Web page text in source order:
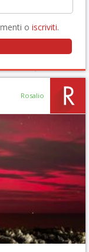
o iscriviti.
Rosalio